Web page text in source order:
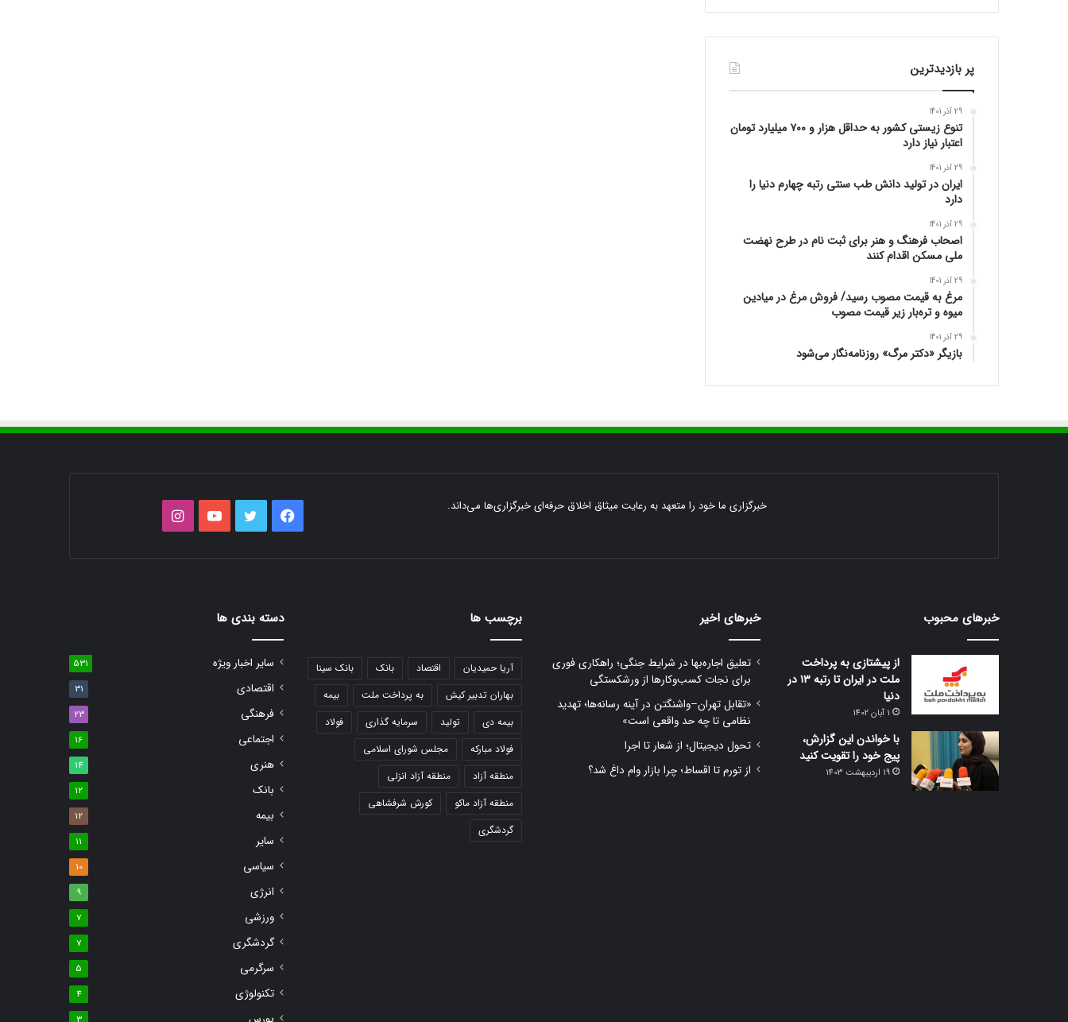
پر بازدیدترین
29 آذر 1401
تنوع زیستی کشور به حداقل هزار و ۷۰۰ میلیارد تومان
اعتبار نیاز دارد
29 آذر 1401
ایران در تولید دانش طب سنتی رتبه چهارم دنیا را
دارد
29 آذر 1401
اصحاب فرهنگ و هنر برای ثبت نام در طرح نهضت
ملی مسکن اقدام کنند
29 آذر 1401
مرغ به قیمت مصوب رسید/ فروش مرغ در میادین
میوه و تره‌بار زیر قیمت مصوب
29 آذر 1401
بازیگر «دکتر مرگ» روزنامه‌نگار می‌شود
خبرگزاری ما خود را متعهد به رعایت میثاق اخلاق حرفه‌ای خبرگزاری‌ها می‌داند.
فیس توییتر یوتیوباینستاگرام
خبرهای محبوب
از پیشتازی به پرداخت
ملت در ایران تا رتبه ۱۳ در
دنیا
1 آبان 1402
با خواندن این گزارش،
پیج خود را تقویت کنید
19 اردیبهشت 1403
خبرهای اخیر
تعلیق اجاره‌بها در شرایط جنگی؛ راهکاری فوری
برای نجات کسب‌وکارها از ورشکستگی
«تقابل تهران–واشنگتن در آینه رسانه‌ها؛ تهدید
نظامی تا چه حد واقعی است»
تحول دیجیتال؛ از شعار تا اجرا
از تورم تا اقساط؛ چرا بازار وام داغ شد؟
برچسب ها
آریا حمیدیان اقتصاد بانک
بانک سینا
بهاران تدبیر کیش
به پرداخت ملت
بیمه
بیمه دی
تولید سرمایه گذاری
فولاد
فولاد مبارکه
مجلس شورای اسلامی
منطقه آزاد
منطقه آزاد انزلی
منطقه آزاد ماکو
کورش شرفشاهی
گردشگری
دسته بندی ها
سایر اخبار ویژه 531
اقتصادی 31
فرهنگی 23
اجتماعی 16
هنری 14
بانک 12
بیمه 12
سایر 11
سیاسی 10
انرژی 9
ورزشی 7
گردشگری 7
سرگرمی 5
تکنولوژی 4